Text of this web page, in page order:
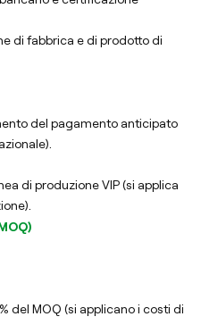
di fabbrica e di prodotto di
del pagamento anticipato
di produzione VIP (si applica
del MOQ (si applicano i costi di